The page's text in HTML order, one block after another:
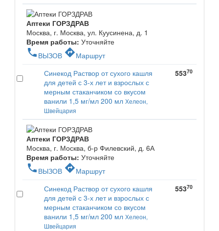
Аптеки ГОРЗДРАВ
Москва, г. Москва, ул. Куусинена, д. 1
Время работы: Уточняйте
phone ВЫЗОВ directionsМаршрут
Синекод Раствор от сухого кашля
для детей с 3-х лет и взрослых с
мерным стаканчиком со вкусом
ванили 1,5 мг/мл 200 мл Хелеон,
Швейцария
55370
Аптеки ГОРЗДРАВ
Москва, г. Москва, б-р Филевский, д. 6А
Время работы: Уточняйте
phone ВЫЗОВ directionsМаршрут
Синекод Раствор от сухого кашля
для детей с 3-х лет и взрослых с
мерным стаканчиком со вкусом
ванили 1,5 мг/мл 200 мл Хелеон,
Швейцария
55370